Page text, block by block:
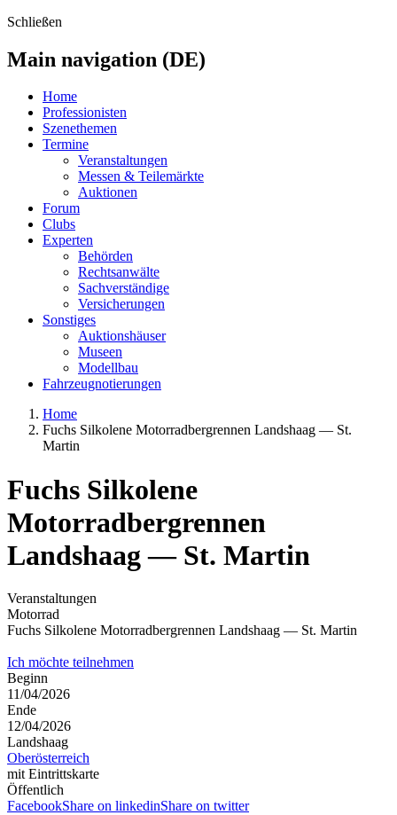
Schließen
Main navigation (DE)
Home
Professionisten
Szenethemen
Termine
Veranstaltungen
Messen & Teilemärkte
Auktionen
Forum
Clubs
Experten
Behörden
Rechtsanwälte
Sachverständige
Versicherungen
Sonstiges
Auktionshäuser
Museen
Modellbau
Fahrzeugnotierungen
Home
Fuchs Silkolene Motorradbergrennen Landshaag — St.
Martin
Fuchs Silkolene
Motorradbergrennen
Landshaag — St. Martin
Veranstaltungen
Motorrad
Fuchs Silkolene Motorradbergrennen Landshaag — St. Martin
Ich möchte teilnehmen
Beginn
11/04/2026
Ende
12/04/2026
Landshaag
Oberösterreich
mit Eintrittskarte
Öffentlich
FacebookShare on linkedinShare on twitter